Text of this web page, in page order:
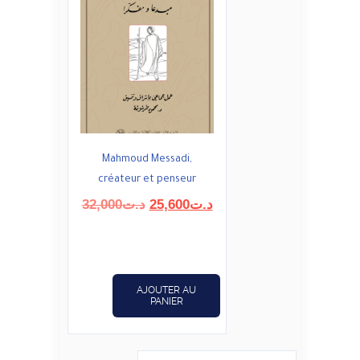
Mahmoud Messadi,
créateur et penseur
د.ت32,000
Le
د.ت32,000.
د.ت25,600
Le
AJOUTER AU
PANIER